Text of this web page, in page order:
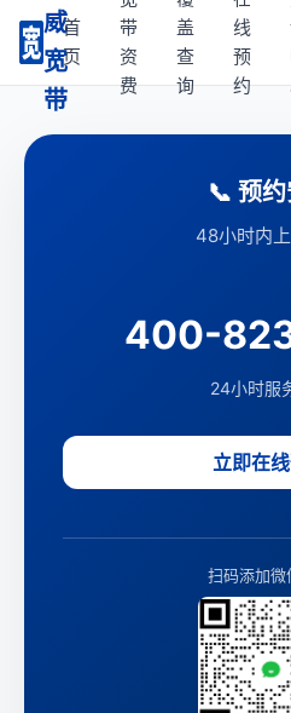
威
宽
带
首
页
带
资
费
盖
查
询
线
预
约
📞 预
48小时内
400-
24小时服
立即在
扫码添加微